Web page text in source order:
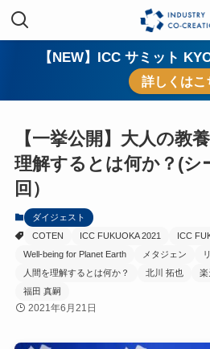
【NEW】ICC サミット
詳しくはこ
【一挙公開】大人の教
理解するとは何か？(シ
回）
ダイジェスト
COTEN
ICC FUKUOKA 2021
ICC
Well-being for Planet Earth
メタジェン
人間を理解するとは何か？
北川 拓也 楽
福田 真嗣
2021年6月21日